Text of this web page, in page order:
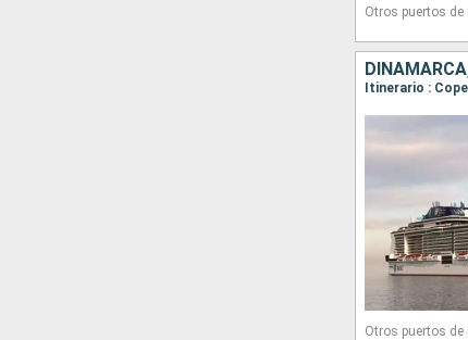
Otros puertos de
Itinerario :
Otros puertos de